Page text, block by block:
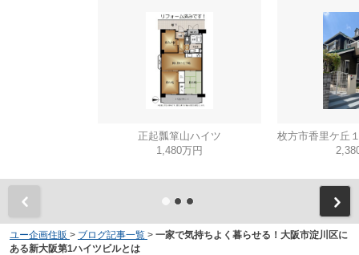
正起瓢箪山ハイツ
1,480万円
ユー企画住販 > ブログ記事一覧 > 一家で気持ちよく暮らせる！大阪市淀川区に
ある新大阪第1ハイツビルとは